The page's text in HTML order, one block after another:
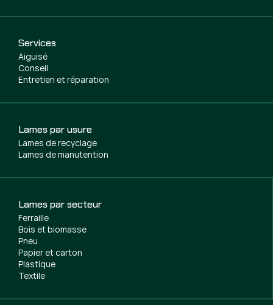
Services
Aiguisé
Conseil
Entretien et réparation
Lames par usure
Lames de recyclage
Lames de manutention
Lames par secteur
Ferraille
Bois et biomasse
Pneu
Papier et carton
Plastique
Textile